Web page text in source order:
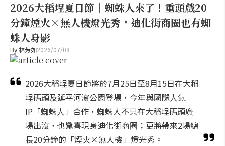
2026大稻埕夏日節｜蜘蛛人來了！重頭戲20
分鐘煙火×無人機燈光秀，迪化街商圈也有蜘
蛛人身影
By林芳如2026/07/08
2026大稻埕夏日節將於7月25日至8月15日在大稻
埕碼頭及延平河濱公園登場，今年與國際人氣
IP「蜘蛛人」合作，蜘蛛人不只在大稻埕碼頭廣
場出沒，也驚喜現身迪化街商圈；更將帶來2場總
長20分鐘的「煙火×無人機」燈光秀。